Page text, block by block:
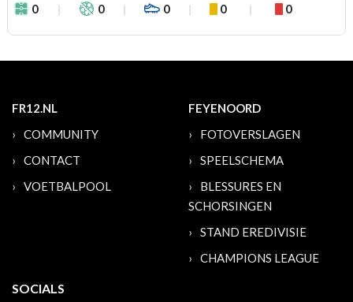
0
0 0 0 0
FR12.NL
COMMUNITY
CONTACT
VOETBALPOOL
FEYENOORD
FOTOVERSLAGEN
SPEELSCHEMA
BLESSURES EN
SCHORSINGEN
STAND EREDIVISIE
CHAMPIONS LEAGUE
SOCIALS